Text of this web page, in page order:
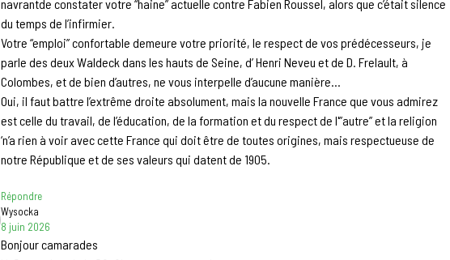
navrantde constater votre “haine” actuelle contre Fabien Roussel, alors que c’était silence
du temps de l’infirmier.
Votre “emploi” confortable demeure votre priorité, le respect de vos prédécesseurs, je
parle des deux Waldeck dans les hauts de Seine, d’ Henri Neveu et de D. Frelault, à
Colombes, et de bien d’autres, ne vous interpelle d’aucune manière…
Oui, il faut battre l’extrême droite absolument, mais la nouvelle France que vous admirez
est celle du travail, de l’éducation, de la formation et du respect de l'”autre” et la religion
‘n’a rien à voir avec cette France qui doit être de toutes origines, mais respectueuse de
notre République et de ses valeurs qui datent de 1905.
Répondre
Wysocka
8 juin 2026
Bonjour camarades